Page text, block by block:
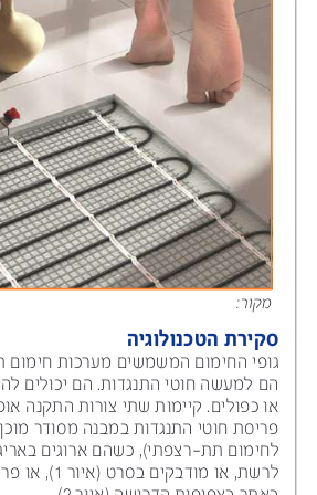
סקירת הטכנולוגיה
גופי החימום המשמשים מערכות חימום תת-רצפתי חשמלי
הם למעשה חוטי התנגדות. הם יכולים להיות מסוככים, בודדים
או כפולים. קיימות שתי צורות התקנה אופייניות למערכות אלו:
פריסת חוטי התנגדות במבנה מסודר מוכן מראש (יריעות גמישות
לחימום תת-רצפתי), כשהם ארוגים באריג, מושחלים/מוצמדים
), או פריסת חוטי התנגדות 1
לרשת, או מודבקים בסרט (איור
מקור: